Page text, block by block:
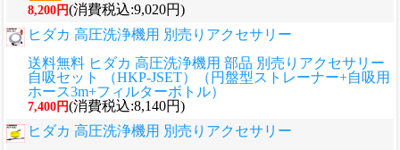
8,200円(消費税込:9,020円)
ヒダカ 高圧洗浄機用 別売りアクセサリー
送料無料 ヒダカ 高圧洗浄機用 部品 別売りアクセサリー
自吸セット （HKP-JSET）（円盤型ストレーナー+自吸用
ホース3m+フィルターボトル）
7,400円(消費税込:8,140円)
ヒダカ 高圧洗浄機用 別売りアクセサリー